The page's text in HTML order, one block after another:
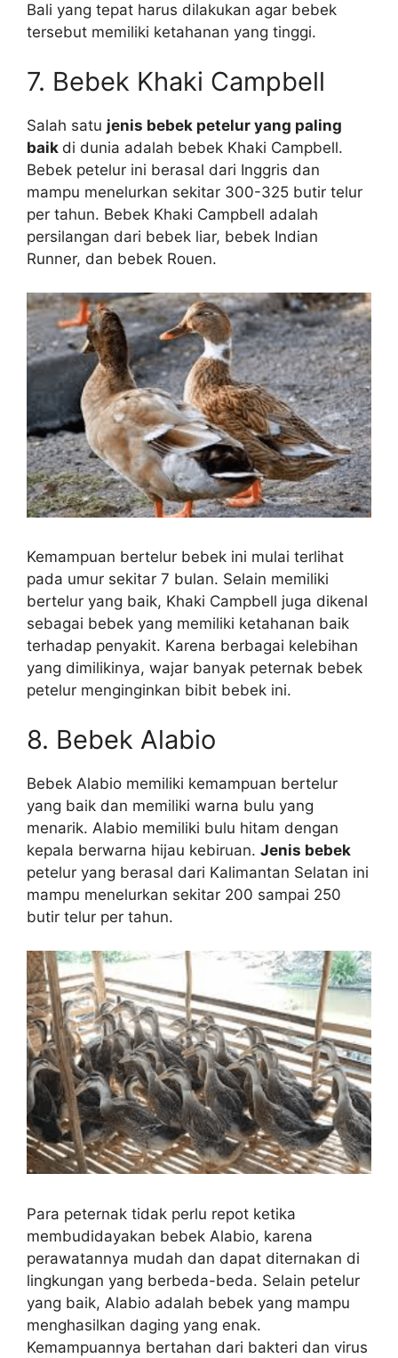
Bali yang tepat harus dilakukan agar bebek
tersebut memiliki ketahanan yang tinggi.
7. Bebek Khaki Campbell
Salah satu jenis bebek petelur yang paling
baik di dunia adalah bebek Khaki Campbell.
Bebek petelur ini berasal dari Inggris dan
mampu menelurkan sekitar 300-325 butir telur
per tahun. Bebek Khaki Campbell adalah
persilangan dari bebek liar, bebek Indian
Runner, dan bebek Rouen.
Kemampuan bertelur bebek ini mulai terlihat
pada umur sekitar 7 bulan. Selain memiliki
bertelur yang baik, Khaki Campbell juga dikenal
sebagai bebek yang memiliki ketahanan baik
terhadap penyakit. Karena berbagai kelebihan
yang dimilikinya, wajar banyak peternak bebek
petelur menginginkan bibit bebek ini.
8. Bebek Alabio
Bebek Alabio memiliki kemampuan bertelur
yang baik dan memiliki warna bulu yang
menarik. Alabio memiliki bulu hitam dengan
kepala berwarna hijau kebiruan. Jenis bebek
petelur yang berasal dari Kalimantan Selatan ini
mampu menelurkan sekitar 200 sampai 250
butir telur per tahun.
Para peternak tidak perlu repot ketika
membudidayakan bebek Alabio, karena
perawatannya mudah dan dapat diternakan di
lingkungan yang berbeda-beda. Selain petelur
yang baik, Alabio adalah bebek yang mampu
menghasilkan daging yang enak.
Kemampuannya bertahan dari bakteri dan virus